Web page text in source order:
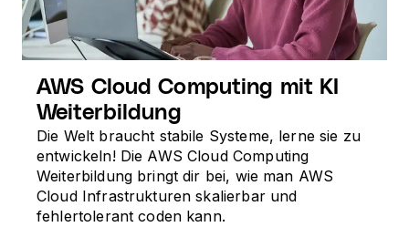
AWS Cloud Computing mit KI
Weiterbildung
Die Welt braucht stabile Systeme, lerne sie zu
entwickeln! Die AWS Cloud Computing
Weiterbildung bringt dir bei, wie man AWS
Cloud Infrastrukturen skalierbar und
fehlertolerant coden kann.